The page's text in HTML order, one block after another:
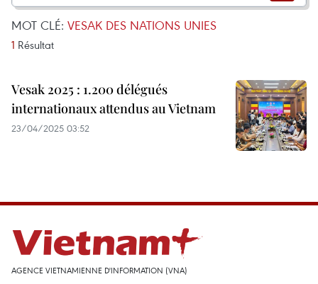
MOT CLÉ: VESAK DES NATIONS UNIES
1 Résultat
Vesak 2025 : 1.200 délégués
internationaux attendus au Vietnam
23/04/2025 03:52
AGENCE VIETNAMIENNE D'INFORMATION (VNA)